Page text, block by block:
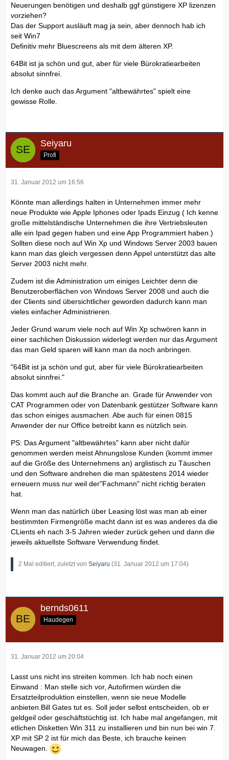
Neuerungen benötigen und deshalb ggf günstigere XP lizenzen
vorziehen?
Das der Support ausläuft mag ja sein, aber dennoch hab ich
seit Win7
Definitiv mehr Bluescreens als mit dem älteren XP.
64Bit ist ja schön und gut, aber für viele Bürokratiearbeiten
absolut sinnfrei.
Ich denke auch das Argument "altbewährtes" spielt eine
gewisse Rolle.
Seiyaru
Profi
31. Januar 2012 um 16:56
Könnte man allerdings halten in Unternehmen immer mehr
neue Produkte wie Apple Iphones oder Ipads Einzug ( Ich kenne
große mittelständische Unternehmen die ihre Vertriebsleuten
alle ein Ipad gegen haben und eine App Programmiert haben.)
Sollten diese noch auf Win Xp und Windows Server 2003 bauen
kann man das gleich vergessen denn Appel unterstützt das alte
Server 2003 nicht mehr.
Zudem ist die Administration um einiges Leichter denn die
Benutzeroberflächen von Windows Server 2008 und auch die
der Clients sind übersichtlicher geworden dadurch kann man
vieles einfacher Administrieren.
Jeder Grund warum viele noch auf Win Xp schwören kann in
einer sachlichen Diskussion widerlegt werden nur das Argument
das man Geld sparen will kann man da noch anbringen.
"64Bit ist ja schön und gut, aber für viele Bürokratiearbeiten
absolut sinnfrei."
Das kommt auch auf die Branche an. Grade für Anwender von
CAT Programmen oder von Datenbank gestützer Software kann
das schon einiges ausmachen. Abe auch für einen 0815
Anwender der nur Office betreibt kann es nützlich sein.
PS: Das Argument "altbewährtes" kann aber nicht dafür
genommen werden meist Ahnungslose Kunden (kommt immer
auf die Größe des Unternehmens an) arglistisch zu Täuschen
und den Software andrehen die man spätestens 2014 wieder
erneuern muss nur weil der"Fachmann" nicht richtig beraten
hat.
Wenn man das natürlich über Leasing löst was man ab einer
bestimmten Firmengröße macht dann ist es was anderes da die
CLients eh nach 3-5 Jahren wieder zurück gehen und dann die
jeweils aktuellste Software Verwendung findet.
2 Mal editiert, zuletzt von Seiyaru (31. Januar 2012 um 17:04)
bernds0611
Haudegen
31. Januar 2012 um 20:04
Lasst uns nicht ins streiten kommen. Ich hab noch einen
Einwand : Man stelle sich vor, Autofirmen würden die
Ersatzteilproduktion einstellen, wenn sie neue Modelle
anbieten.Bill Gates tut es. Soll jeder selbst entscheiden, ob er
geldgeil oder geschäftstüchtig ist. Ich habe mal angefangen, mit
etlichen Disketten Win 311 zu installieren und bin nun bei win 7.
XP mit SP 2 ist für mich das Beste, ich brauche keinen
Neuwagen.